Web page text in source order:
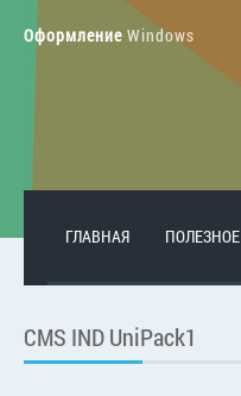
Оформление Windows
ГЛАВНАЯ ПОЛЕЗНОЕ
CMS IND UniPack1